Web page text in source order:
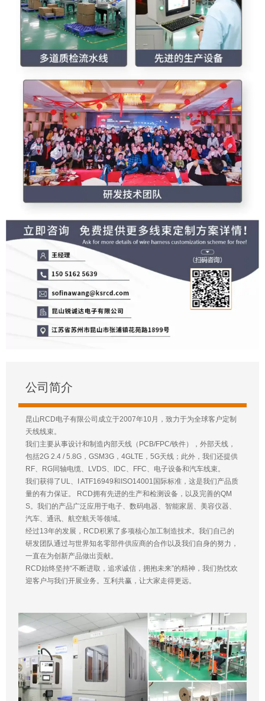
公司简介
昆山RCD电子有限公司成立于2007年10月，致力于为全球客户定制
天线线束。
我们主要从事设计和制造内部天线（PCB/FPC/铁件），外部天线，
包括2G 2.4 / 5.8G，GSM3G，4GLTE，5G天线；此外，我们还提供
RF、RG同轴电缆、LVDS、IDC、FFC、电子设备和汽车线束。
我们获得了UL、I ATF16949和ISO14001国际标准，这是我们产品质
量的有力保证。 RCD拥有先进的生产和检测设备，以及完善的QM
S。我们的产品广泛应用于电子、数码电器、智能家居、美容仪器、
汽车、通讯、航空航天等领域。
经过13年的发展，RCD积累了多项核心加工制造技术。我们自己的
研发团队通过与世界知名零部件供应商的合作以及我们自身的努力，
一直在为创新产品做出贡献。
RCD始终坚持“不断进取，追求诚信，拥抱未来”的精神，我们热忱欢
迎客户与我们开展业务。互利共赢，让大家走得更远。